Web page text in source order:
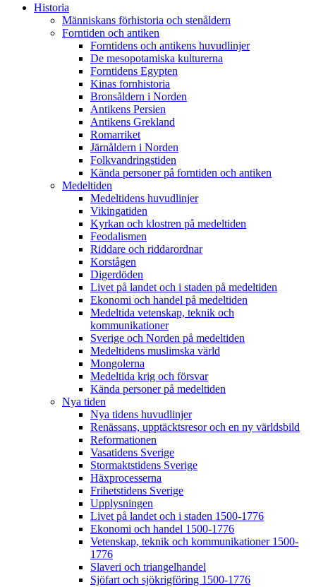
Historia
Människans förhistoria och stenåldern
Forntiden och antiken
Forntidens och antikens huvudlinjer
De mesopotamiska kulturerna
Forntidens Egypten
Kinas fornhistoria
Bronsåldern i Norden
Antikens Persien
Antikens Grekland
Romarriket
Järnåldern i Norden
Folkvandringstiden
Kända personer på forntiden och antiken
Medeltiden
Medeltidens huvudlinjer
Vikingatiden
Kyrkan och klostren på medeltiden
Feodalismen
Riddare och riddarordnar
Korstågen
Digerdöden
Livet på landet och i staden på medeltiden
Ekonomi och handel på medeltiden
Medeltida vetenskap, teknik och
kommunikationer
Sverige och Norden på medeltiden
Medeltidens muslimska värld
Mongolerna
Medeltida krig och försvar
Kända personer på medeltiden
Nya tiden
Nya tidens huvudlinjer
Renässans, upptäcktsresor och en ny världsbild
Reformationen
Vasatidens Sverige
Stormaktstidens Sverige
Häxprocesserna
Frihetstidens Sverige
Upplysningen
Livet på landet och i staden 1500-1776
Ekonomi och handel 1500-1776
Vetenskap, teknik och kommunikationer 1500-
1776
Slaveri och triangelhandel
Sjöfart och sjökrigföring 1500-1776